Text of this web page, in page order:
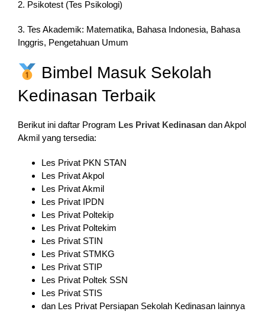
2. Psikotest (Tes Psikologi)
3. Tes Akademik: Matematika, Bahasa Indonesia, Bahasa
Inggris, Pengetahuan Umum
Bimbel Masuk Sekolah
Kedinasan Terbaik
Berikut ini daftar Program Les Privat Kedinasandan Akpol
Akmil yang tersedia:
Les Privat PKN STAN
Les Privat Akpol
Les Privat Akmil
Les Privat IPDN
Les Privat Poltekip
Les Privat Poltekim
Les Privat STIN
Les Privat STMKG
Les Privat STIP
Les Privat Poltek SSN
Les Privat STIS
dan Les Privat Persiapan Sekolah Kedinasan lainnya